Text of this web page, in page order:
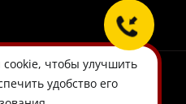
, чтобы улучшить
удобство его